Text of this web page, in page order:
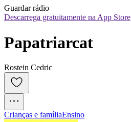
Guardar rádio
Descarrega gratuitamente na App Store
Papatriarcat
Rostein Cedric
Crianças e famíliaEnsino